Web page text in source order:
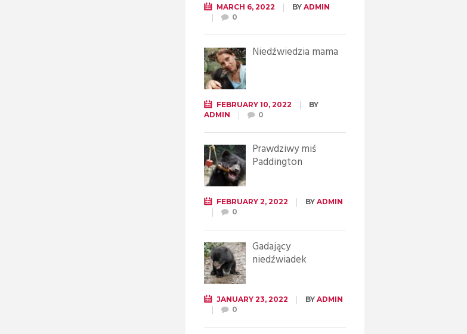
MARCH 6, 2022 BY ADMIN
0
Niedźwiedzia mama
FEBRUARY 10, 2022
BY
ADMIN
0
Prawdziwy miś
Paddington
FEBRUARY 2, 2022 BY ADMIN
0
Gadający
niedźwiadek
JANUARY 23, 2022 BY ADMIN
0